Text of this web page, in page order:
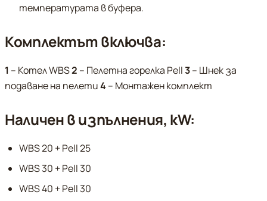
температурата в буфера.
Комплектът включва:
1 – Котел WBS2 – Пелетна горелка Pell3– Шнек за
подаване на пелети4 – Mонтажен комплект
Наличен в изпълнения, kW:
WBS 20 + Pell 25
WBS 30 + Pell 30
WBS 40 + Pell 30